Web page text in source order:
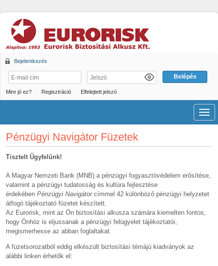
Bejelentkezés
Mire jó ez? Regisztráció Elfelejtett jelszó
Pénzügyi Navigátor Füzetek
Tisztelt Ügyfelünk!
A Magyar Nemzeti Bank (MNB) a pénzügyi fogyasztóvédelem erősítése,
valamint a pénzügyi tudatosság és kultúra fejlesztése
érdekében Pénzügyi Navigátorcímmel 42 különböző pénzügyi helyzetet
átfogó tájékoztató füzetet készített.
Az Eurorisk, mint az Ön biztosítási alkusza számára kiemelten fontos,
hogy Önhöz is eljussanak a pénzügyi felügyelet tájékoztatói,
megismerhesse az abban foglaltakat.
A füzetsorozatból eddig elkészült biztosítási témájú kiadványok az
alábbi linken érhetők el: